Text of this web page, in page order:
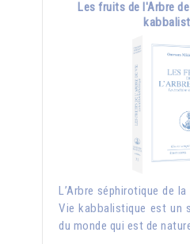
Les fruits de l'Arbre
L’Arbre séphirotique de
Vie kabbalistique est un
du monde qui est de